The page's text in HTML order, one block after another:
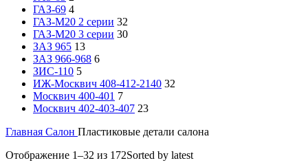
ГАЗ-69 4
ГАЗ-М20 2 серии 32
ГАЗ-М20 3 серии 30
ЗАЗ 965 13
ЗАЗ 966-968 6
ЗИС-110 5
ИЖ-Москвич 408-412-2140 32
Москвич 400-401 7
Москвич 402-403-407 23
Главная Салон Пластиковые детали салона
Отображение 1–32 из 172Sorted by latest